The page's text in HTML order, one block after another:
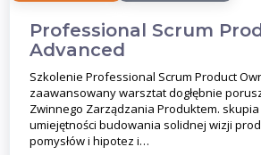
Professional Scrum
Advanced
Szkolenie Professional Scrum Product
zaawansowany warsztat dogłębnie
Zwinnego Zarządzania Produktem.
umiejętności budowania solidnej wizji
pomysłów i hipotez i…